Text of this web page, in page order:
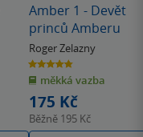
Amber 1 - Devět
princů Amberu
Roger Zelazny
4.8
z
5
hvězdiček
měkká vazba
175 Kč
Běžně 195 Kč